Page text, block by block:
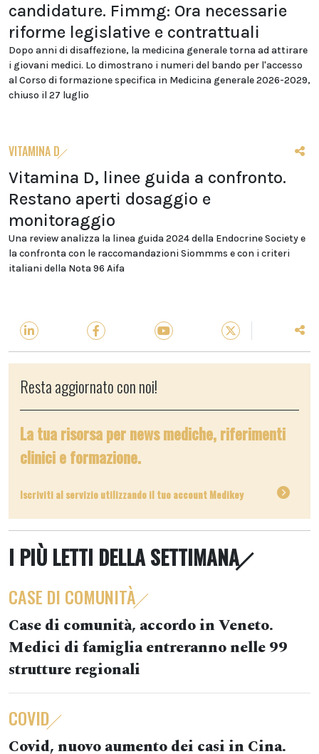
candidature. Fimmg: Ora necessarie
riforme legislative e contrattuali
Dopo anni di disaffezione, la medicina generale torna ad attirare
i giovani medici. Lo dimostrano i numeri del bando per l'accesso
al Corso di formazione specifica in Medicina generale 2026-2029,
chiuso il 27 luglio
VITAMINA D
Vitamina D, linee guida a confronto.
Restano aperti dosaggio e
monitoraggio
Una review analizza la linea guida 2024 della Endocrine Society e
la confronta con le raccomandazioni Siommms e con i criteri
italiani della Nota 96 Aifa
Resta aggiornato con noi!
La tua risorsa per news mediche, riferimenti
clinici e formazione.
Iscriviti al servizio utilizzando il tuo account Medikey
I PIÙ LETTI DELLA SETTIMANA
CASE DI COMUNITÀ
Case di comunità, accordo in Veneto.
Medici di famiglia entreranno nelle 99
strutture regionali
COVID
Covid, nuovo aumento dei casi in Cina.